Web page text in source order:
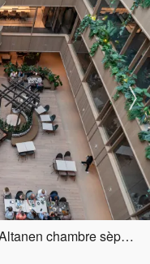
Hausmanns Hus Selskapslokale - Altanen chambre sèparèe